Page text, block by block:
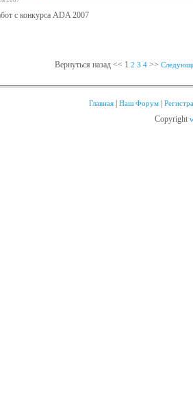
с конкурса ADA 2007
Вернуться назад << 1 2 3 4 >>
Главная Наш Форум
Copyright